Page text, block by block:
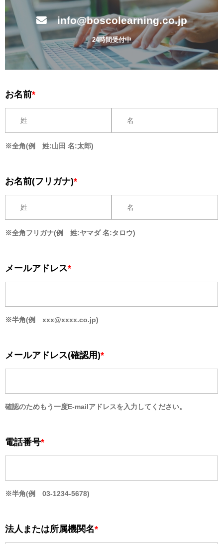
info@boscolearning.co.jp
24時間受付中
お名前*
※全角(例 姓:山田 名:太郎)
お名前(フリガナ)*
※全角フリガナ(例 姓:ヤマダ 名:タロウ)
メールアドレス*
※半角(例 xxx@xxxx.co.jp)
メールアドレス(確認用)*
確認のためもう一度E-mailアドレスを入力してください。
電話番号*
※半角(例 03-1234-5678)
法人または所属機関名*